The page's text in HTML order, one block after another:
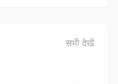
सभी देखें